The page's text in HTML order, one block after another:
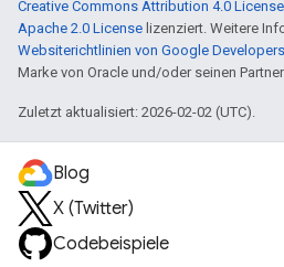
Creative Commons Attribution 4.0 License
Apache 2.0 License lizenziert. Weitere
Websiterichtlinien von Google Developers
Marke von Oracle und/oder seinen
Zuletzt aktualisiert: 2026-02-02 (UTC).
Blog
X (Twitter)
Codebeispiele